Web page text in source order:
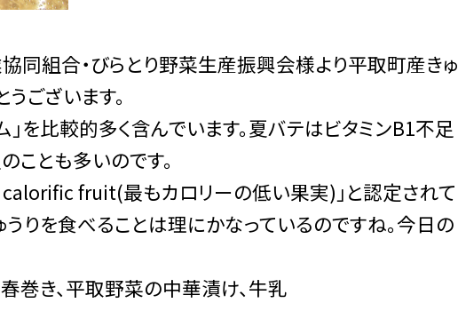
同組合・びらとり野菜生産振興会様より平取町産きゅ
ございます。
を比較的多く含んでいます。夏バテはビタミンB1不足
ことも多いのです。
fruit(最もカロリーの低い果実)」と認定されて
うりを食べることは理にかなっているのですね。今日の
春巻き、平取野菜の中華漬け、牛乳